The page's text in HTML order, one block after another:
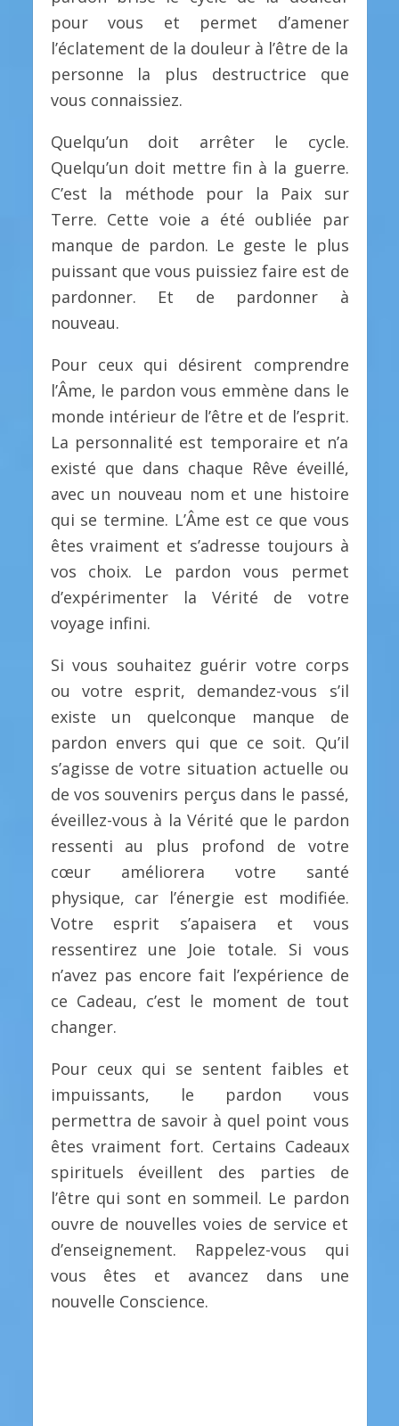
pour vous et permet d’amener
l’éclatement de la douleur à l’être de la
personne la plus destructrice que
vous connaissiez.
Quelqu’un doit arrêter le cycle.
Quelqu’un doit mettre fin à la guerre.
C’est la méthode pour la Paix sur
Terre. Cette voie a été oubliée par
manque de pardon. Le geste le plus
puissant que vous puissiez faire est de
pardonner. Et de pardonner à
nouveau.
Pour ceux qui désirent comprendre
l’Âme, le pardon vous emmène dans le
monde intérieur de l’être et de l’esprit.
La personnalité est temporaire et n’a
existé que dans chaque Rêve éveillé,
avec un nouveau nom et une histoire
qui se termine. L’Âme est ce que vous
êtes vraiment et s’adresse toujours à
vos choix. Le pardon vous permet
d’expérimenter la Vérité de votre
voyage infini.
Si vous souhaitez guérir votre corps
ou votre esprit, demandez-vous s’il
existe un quelconque manque de
pardon envers qui que ce soit. Qu’il
s’agisse de votre situation actuelle ou
de vos souvenirs perçus dans le passé,
éveillez-vous à la Vérité que le pardon
ressenti au plus profond de votre
cœur améliorera votre santé
physique, car l’énergie est modifiée.
Votre esprit s’apaisera et vous
ressentirez une Joie totale. Si vous
n’avez pas encore fait l’expérience de
ce Cadeau, c’est le moment de tout
changer.
Pour ceux qui se sentent faibles et
impuissants, le pardon vous
permettra de savoir à quel point vous
êtes vraiment fort. Certains Cadeaux
spirituels éveillent des parties de
l’être qui sont en sommeil. Le pardon
ouvre de nouvelles voies de service et
d’enseignement. Rappelez-vous qui
vous êtes et avancez dans une
nouvelle Conscience.